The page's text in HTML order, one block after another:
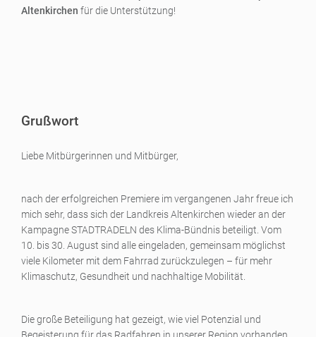
Altenkirchen für die Unterstützung!
Grußwort
Liebe Mitbürgerinnen und Mitbürger,
nach der erfolgreichen Premiere im vergangenen Jahr freue ich
mich sehr, dass sich der Landkreis Altenkirchen wieder an der
Kampagne STADTRADELN des Klima-Bündnis beteiligt. Vom
10. bis 30. August sind alle eingeladen, gemeinsam möglichst
viele Kilometer mit dem Fahrrad zurückzulegen – für mehr
Klimaschutz, Gesundheit und nachhaltige Mobilität.
Die große Beteiligung hat gezeigt, wie viel Potenzial und